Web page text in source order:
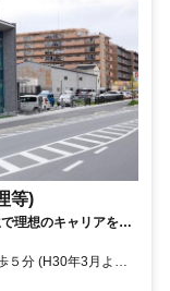
等)
理想のキャリアを創
くり・
より)